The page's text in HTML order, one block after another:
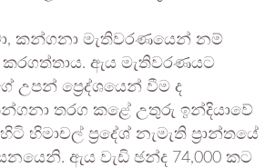
කන්ගනා මැතිවරණයෙන් නම්
ඇය මැතිවරණයට
උපන් ප්‍රෙද්ශයෙන් වීම ද
තරග කළේ උතුරු ඉන්දියාවේ
හිමාචල් ප්‍රදේශ් නැමැති ප්‍රාන්තයේ
ඇය වැඩි ඡන්ද 74,000 කට